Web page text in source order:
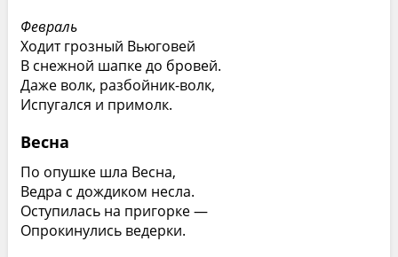
Февраль
Ходит грозный Вьюговей
В снежной шапке до бровей.
Даже волк, разбойник-волк,
Испугался и примолк.
Весна
По опушке шла Весна,
Ведра с дождиком несла.
Оступилась на пригорке —
Опрокинулись ведерки.